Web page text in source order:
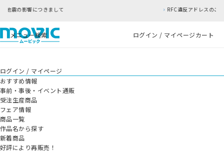
RFC違反アドレスのご利用について
メニュー検索 ログイン / マイページカート
ログイン / マイページ
おすすめ情報
事前・事後・イベント通販
受注生産商品
フェア情報
商品一覧
作品名から探す
新着商品
好評により再販売！